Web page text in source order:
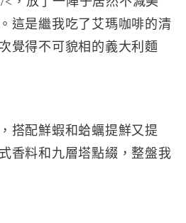
這是繼我吃了艾瑪咖啡的清
覺得不可貌相的義大利麵
搭配鮮蝦和蛤蠣提鮮又提
香料和九層塔點綴，整盤我